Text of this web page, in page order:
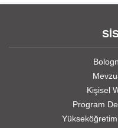
Kişisel
Program